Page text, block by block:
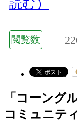
読む）
閲覧数
「コーング
コミュニテ